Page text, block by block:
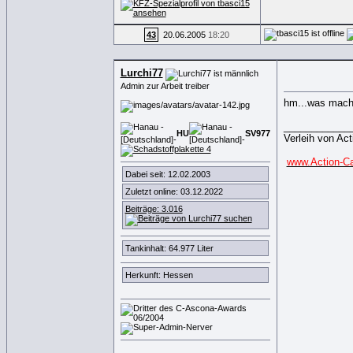
43 20.06.2005 18:20
Lurchi77
Admin zur Arbeit treiber
HU SV977
Dabei seit: 12.02.2003
Zuletzt online: 03.12.2022
Beiträge: 3.016
Tankinhalt: 64.977 Liter
Herkunft: Hessen
hm...was
Verleih von
www.Action-